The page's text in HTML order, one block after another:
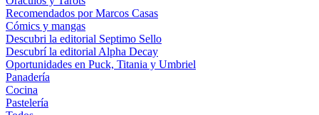
Recomendados por Marcos Casas
Cómics y mangas
Descubri la editorial Septimo Sello
Descubrí la editorial Alpha Decay
Oportunidades en Puck, Titania y Umbriel
Panadería
Cocina
Pastelería